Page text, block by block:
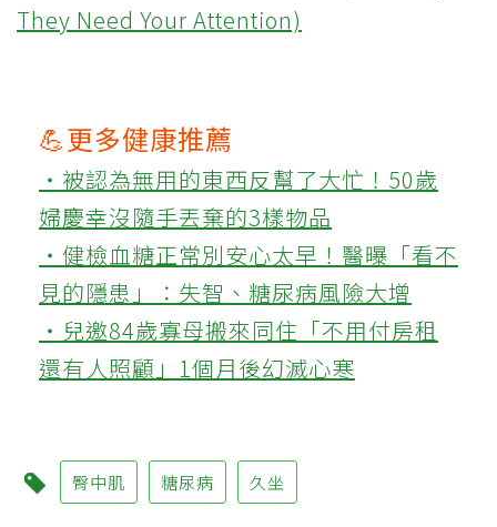
They Need Your Attention)
💪更多健康推薦
‧被認為無用的東西反幫了大忙！50歲
婦慶幸沒隨手丟棄的3樣物品
‧健檢血糖正常別安心太早！醫曝「看不
見的隱患」：失智、糖尿病風險大增
‧兒邀84歲寡母搬來同住「不用付房租
還有人照顧」1個月後幻滅心寒
臀中肌 糖尿病 久坐